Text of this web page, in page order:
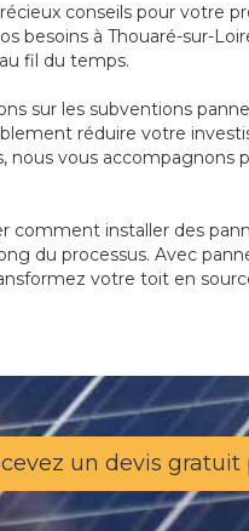
conseils pour votre
besoins à Thouaré-sur-
fil du temps.
sur les subventions
réduire votre
nous vous
installer des
du processus. Avec
votre toit en
un devis